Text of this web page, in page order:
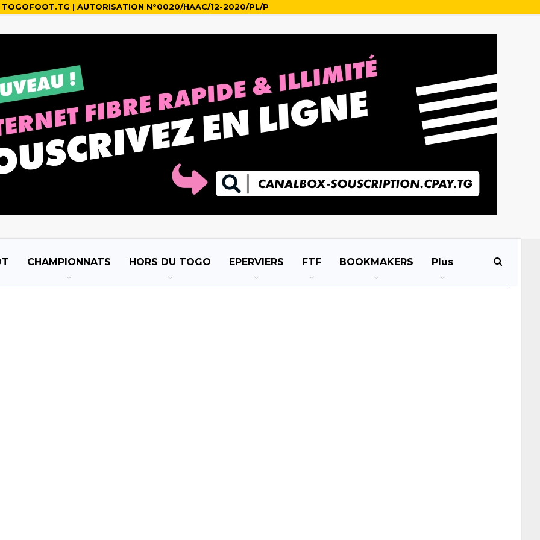
TOGOFOOT.TG | AUTORISATION N°0020/HAAC/12-2020/PL/P
CHAMPIONNATS HORS DU TOGO EPERVIERS FTF BOOKMAKERS Plus